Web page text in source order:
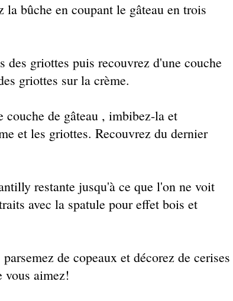
la bûche en coupant le gâteau en trois
des griottes puis recouvrez d'une couche
griottes sur la crème.
couche de gâteau , imbibez-la et
et les griottes. Recouvrez du dernier
restante jusqu'à ce que l'on ne voit
avec la spatule pour effet bois et
de copeaux et décorez de cerises
vous aimez!